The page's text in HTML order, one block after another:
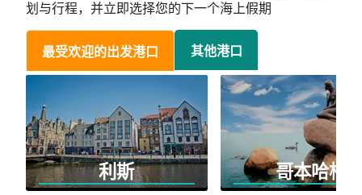
划与行程，并立即选择您的下一个海上假期
最受欢迎的出发港口 其他港口
利斯 哥本哈根